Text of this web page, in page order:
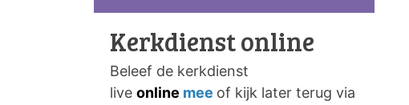
Kerkdienst online
Beleef de kerkdienst
live online mee of kijk later terug via